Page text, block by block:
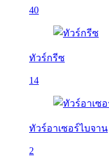
40
ทัวร์กรีซ
14
ทัวร์อาเซอร์ไบจาน
2